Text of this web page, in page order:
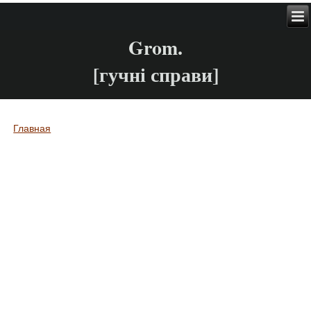
Grom.
[гучні справи]
Вы здесь
Главная